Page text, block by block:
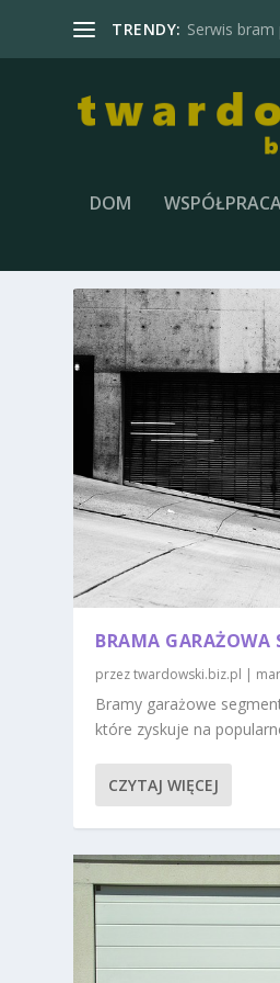
TRENDY: Serwis bram
DOM
BRAMA GARAŻOWA
przeztwardowski.biz.pl |
Bramy garażowe
które zyskuje na
CZYTAJ WIĘCEJ